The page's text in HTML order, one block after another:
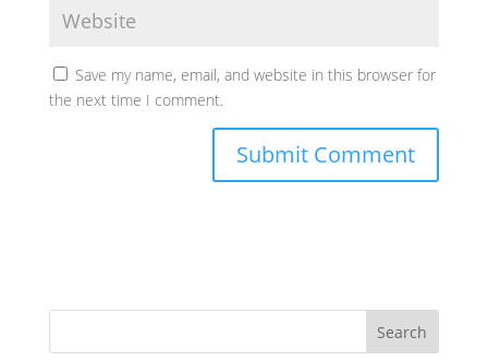
Save my name, email, and website in this browser for
the next time I comment.